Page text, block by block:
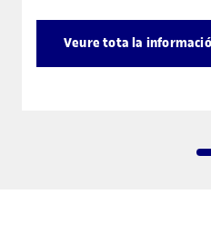
Veure tota la informació